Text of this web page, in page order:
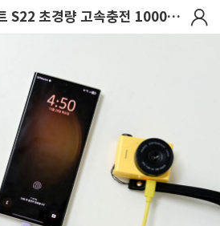
[엑스트라] 볼트 S22 초경량 고속충전 10000mAh 보조배터리